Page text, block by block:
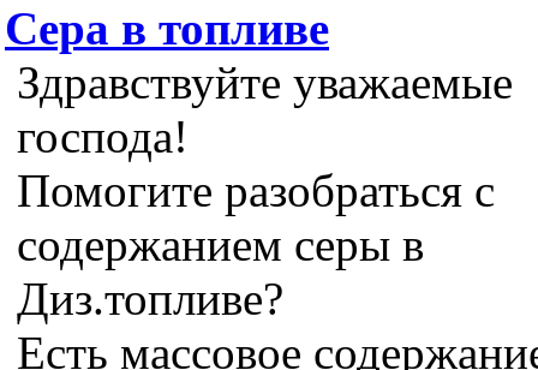
Сера в топливе
Здравствуйте уважаемые
господа!
Помогите разобраться с
содержанием серы в
Диз.топливе?
Есть массовое